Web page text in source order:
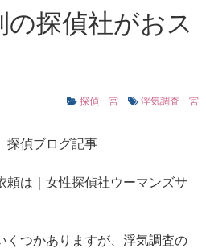
の探偵社がおス
探偵一宮 浮気調査一宮
探偵ブログ記事
頼は｜女性探偵社ウーマンズサ
くつかありますが、浮気調査の